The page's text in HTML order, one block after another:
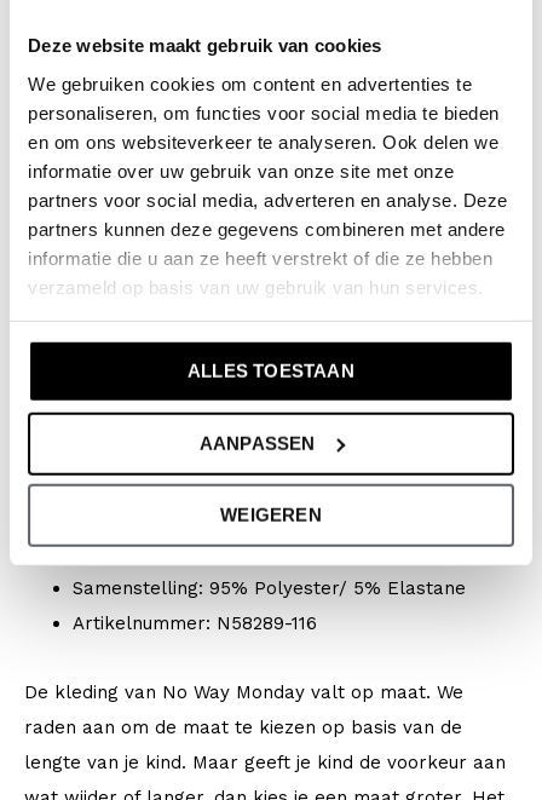
Deze website maakt gebruik van cookies
We gebruiken cookies om content en advertenties te
personaliseren, om functies voor social media te bieden
en om ons websiteverkeer te analyseren. Ook delen we
informatie over uw gebruik van onze site met onze
partners voor social media, adverteren en analyse. Deze
partners kunnen deze gegevens combineren met andere
informatie die u aan ze heeft verstrekt of die ze hebben
verzameld op basis van uw gebruik van hun services.
ALLES TOESTAAN
AANPASSEN
WEIGEREN
De short heeft een elastische tailleband met een wit
trekkoord, waardoor hij altijd perfect blijft zitten
tijdens het maken van een bommetje in het zwembad,
duiken en spelen in de golven. Het comfortabele
materiaal voelt zacht aan en droogt razendsnel na een
frisse duik. Met deze zwemshort ben je klaar voor
eindeloos veel zonnige avonturen!
Specificaties
Merk: No Way Monday
Seizoen: Spring/Summer 2026
Collectie: Jongenskleding (vanaf maat 92) /
Babykleding (44-86)
Zwemkleding
Kleur: White + multi colour
Samenstelling: 95% Polyester/ 5% Elastane
Artikelnummer: N58289-116
De kleding van No Way Monday valt op maat. We
raden aan om de maat te kiezen op basis van de
lengte van je kind. Maar geeft je kind de voorkeur aan